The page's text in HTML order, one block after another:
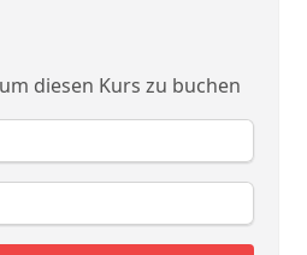
diesen Kurs zu buchen